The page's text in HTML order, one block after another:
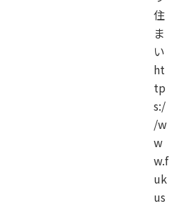
住
ま
い
ht
tp
s:/
/w
w
w.f
uk
us